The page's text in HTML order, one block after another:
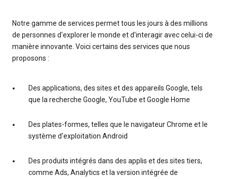
Notre gamme de services permet tous les jours à des millions
de personnes d'explorer le monde et d'interagir avec celui-ci de
manière innovante. Voici certains des services que nous
proposons :
Des applications, des sites et des appareils Google, tels
que la recherche Google, YouTube et Google Home
Des plates-formes, telles que le navigateur Chrome et le
système d'exploitation Android
Des produits intégrés dans des applis et des sites tiers,
comme Ads, Analytics et la version intégrée de